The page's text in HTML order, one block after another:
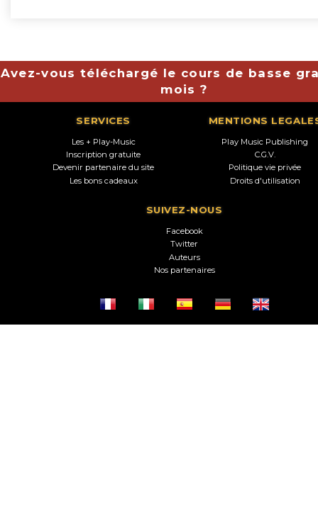
Avez-vous téléchargé le cours de basse
mois ?
SERVICES
Les + Play-Music
Inscription gratuite
Devenir partenaire du site
Les bons cadeaux
MENTIONS
Play Music Publishing
C.G.V.
Politique vie privée
Droits d'utilisation
SUIVEZ-NOUS
Facebook
Twitter
Auteurs
Nos partenaires